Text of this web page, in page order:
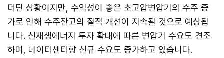
더딘 상황이지만, 수익성이 좋은 초고압변압기의 수주 증
가로 인해 수주잔고의 질적 개선이 지속될 것으로 예상됩
니다. 신재생에너지 투자 확대에 따른 변압기 수요도 견조
하며, 데이터센터향 신규 수요도 증가하고 있습니다.